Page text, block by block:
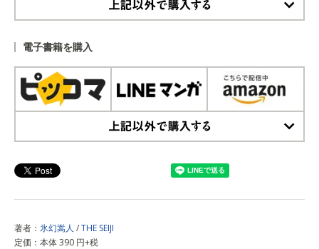
電子書籍を購入
著者： 氷幻嵩人 /THE SEIJI
定価：本体 390 円+税